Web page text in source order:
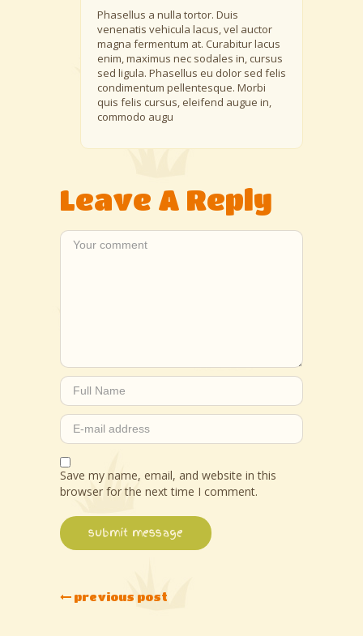
Phasellus a nulla tortor. Duis
venenatis vehicula lacus, vel auctor
magna fermentum at. Curabitur lacus
enim, maximus nec sodales in, cursus
sed ligula. Phasellus eu dolor sed felis
condimentum pellentesque. Morbi
quis felis cursus, eleifend augue in,
commodo augu
Leave A Reply
Save my name, email, and website in this
browser for the next time I comment.
previous post